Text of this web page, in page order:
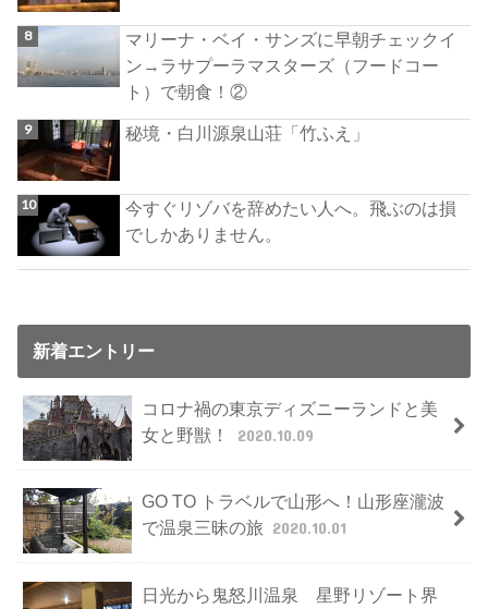
マリーナ・ベイ・サンズに早朝チェックイ
ン→ラサプーラマスターズ（フードコー
ト）で朝食！②
秘境・白川源泉山荘「竹ふえ」
今すぐリゾバを辞めたい人へ。飛ぶのは損
でしかありません。
新着エントリー
コロナ禍の東京ディズニーランドと美
女と野獣！
2020.10.09
GO TO トラベルで山形へ！山形座瀧波
で温泉三昧の旅 2020.10.01
日光から鬼怒川温泉 星野リゾート界